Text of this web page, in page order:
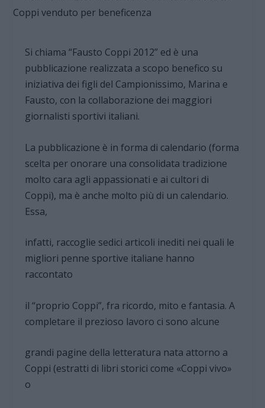
Si chiama “Fausto Coppi 2012” ed è una
pubblicazione realizzata a scopo benefico su
iniziativa dei figli del Campionissimo, Marina e
Fausto, con la collaborazione dei maggiori
giornalisti sportivi italiani.
La pubblicazione è in forma di calendario (forma
scelta per onorare una consolidata tradizione
molto cara agli appassionati e ai cultori di
Coppi), ma è anche molto più di un calendario.
Essa,
infatti, raccoglie sedici articoli inediti nei quali le
migliori penne sportive italiane hanno
raccontato
il “proprio Coppi”, fra ricordo, mito e fantasia. A
completare il prezioso lavoro ci sono alcune
grandi pagine della letteratura nata attorno a
Coppi (estratti di libri storici come «Coppi vivo»
o